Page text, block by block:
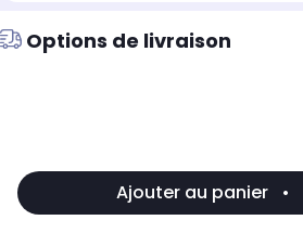
Options de livraison
Ajouter au panier •